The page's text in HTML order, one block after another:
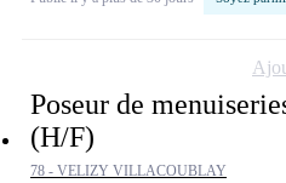
Poseur de
(H/F)
78 - VELIZY VILLACOUBLAY